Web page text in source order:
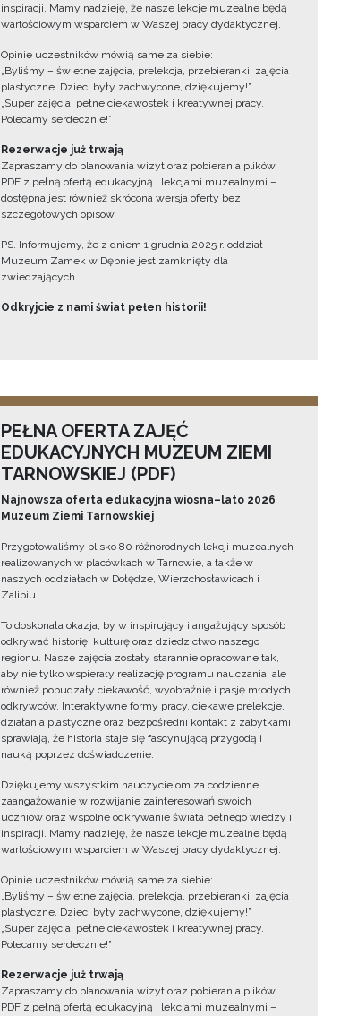
inspiracji. Mamy nadzieję, że nasze lekcje muzealne będą
wartościowym wsparciem w Waszej pracy dydaktycznej.
Opinie uczestników mówią same za siebie:
„Byliśmy – świetne zajęcia, prelekcja, przebieranki, zajęcia
plastyczne. Dzieci były zachwycone, dziękujemy!”
„Super zajęcia, pełne ciekawostek i kreatywnej pracy.
Polecamy serdecznie!”
Rezerwacje już trwają
Zapraszamy do planowania wizyt oraz pobierania plików
PDF z pełną ofertą edukacyjną i lekcjami muzealnymi –
dostępna jest również skrócona wersja oferty bez
szczegółowych opisów.
PS. Informujemy, że z dniem 1 grudnia 2025 r. oddział
Muzeum Zamek w Dębnie jest zamknięty dla
zwiedzających.
Odkryjcie z nami świat pełen historii!
PEŁNA OFERTA ZAJĘĆ
EDUKACYJNYCH MUZEUM ZIEMI
TARNOWSKIEJ (PDF)
Najnowsza oferta edukacyjna wiosna–lato 2026
Muzeum Ziemi Tarnowskiej
Przygotowaliśmy blisko 80 różnorodnych lekcji muzealnych
realizowanych w placówkach w Tarnowie, a także w
naszych oddziałach w Dołędze, Wierzchosławicach i
Zalipiu.
To doskonała okazja, by w inspirujący i angażujący sposób
odkrywać historię, kulturę oraz dziedzictwo naszego
regionu. Nasze zajęcia zostały starannie opracowane tak,
aby nie tylko wspierały realizację programu nauczania, ale
również pobudzały ciekawość, wyobraźnię i pasję młodych
odkrywców. Interaktywne formy pracy, ciekawe prelekcje,
działania plastyczne oraz bezpośredni kontakt z zabytkami
sprawiają, że historia staje się fascynującą przygodą i
nauką poprzez doświadczenie.
Dziękujemy wszystkim nauczycielom za codzienne
zaangażowanie w rozwijanie zainteresowań swoich
uczniów oraz wspólne odkrywanie świata pełnego wiedzy i
inspiracji. Mamy nadzieję, że nasze lekcje muzealne będą
wartościowym wsparciem w Waszej pracy dydaktycznej.
Opinie uczestników mówią same za siebie:
„Byliśmy – świetne zajęcia, prelekcja, przebieranki, zajęcia
plastyczne. Dzieci były zachwycone, dziękujemy!”
„Super zajęcia, pełne ciekawostek i kreatywnej pracy.
Polecamy serdecznie!”
Rezerwacje już trwają
Zapraszamy do planowania wizyt oraz pobierania plików
PDF z pełną ofertą edukacyjną i lekcjami muzealnymi –